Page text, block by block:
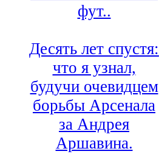
фут..
Десять лет спустя:
что я узнал,
будучи очевидцем
борьбы Арсенала
за Андрея
Аршавина.